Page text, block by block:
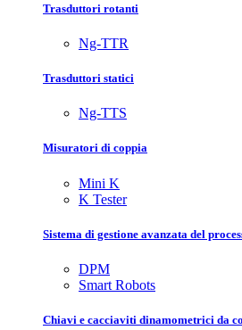
Trasduttori rotanti
Ng-TTR
Trasduttori statici
Ng-TTS
Misuratori di coppia
Mini K
K Tester
Sistema di gestione avanzata del
DPM
Smart Robots
Chiavi e cacciaviti dinamometrici da